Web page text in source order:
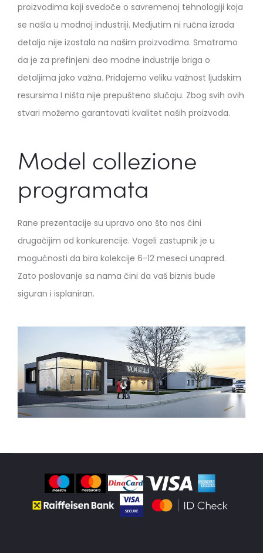
proizvodima koji svedoče o savremenoj tehnologiji koja
se našla u modnoj industriji. Medjutim ni ručna izrada
detalja nije izostala na našim proizvodima. Smatramo
da je za prefinjeni deo modne industrije briga o
detaljima jako važna. Pridajemo veliku važnost ljudskim
resursima I ništa nije prepušteno slučaju. Zbog svih ovih
stvari možemo garantovati kvalitet naših proizvoda.
Model collezione
programata
Rane prezentacije su upravo ono što nas čini
drugačijim od konkurencije. Vogeli zastupnik je u
mogućnosti da bira kolekcije 6-12 meseci unapred.
Zato poslovanje sa nama čini da vaš biznis bude
siguran i isplaniran.